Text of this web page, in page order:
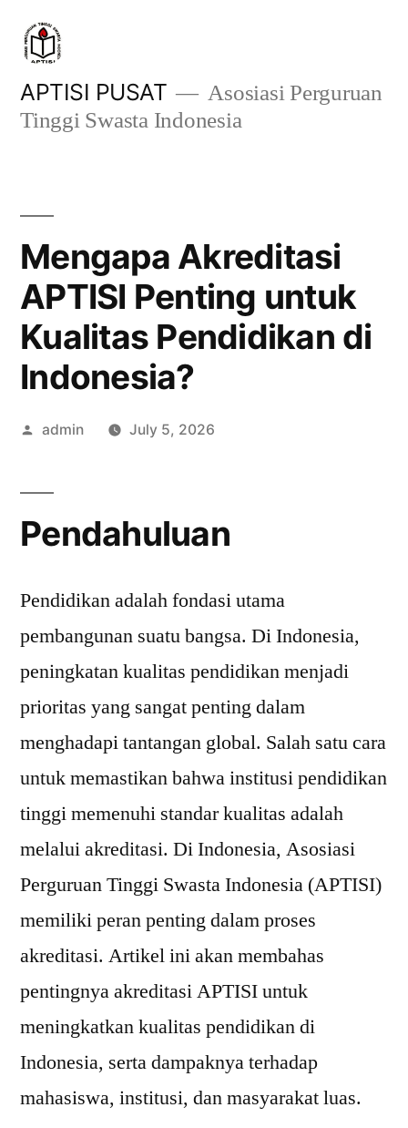
content
APTISI PUSAT
Asosiasi Perguruan
Tinggi Swasta Indonesia
Mengapa Akreditasi
APTISI Penting untuk
Kualitas Pendidikan di
Indonesia?
Posted
admin July 5, 2026
Pendahuluan
Pendidikan adalah fondasi utama
pembangunan suatu bangsa. Di Indonesia,
peningkatan kualitas pendidikan menjadi
prioritas yang sangat penting dalam
menghadapi tantangan global. Salah satu cara
untuk memastikan bahwa institusi pendidikan
tinggi memenuhi standar kualitas adalah
melalui akreditasi. Di Indonesia, Asosiasi
Perguruan Tinggi Swasta Indonesia (APTISI)
memiliki peran penting dalam proses
akreditasi. Artikel ini akan membahas
pentingnya akreditasi APTISI untuk
meningkatkan kualitas pendidikan di
Indonesia, serta dampaknya terhadap
mahasiswa, institusi, dan masyarakat luas.